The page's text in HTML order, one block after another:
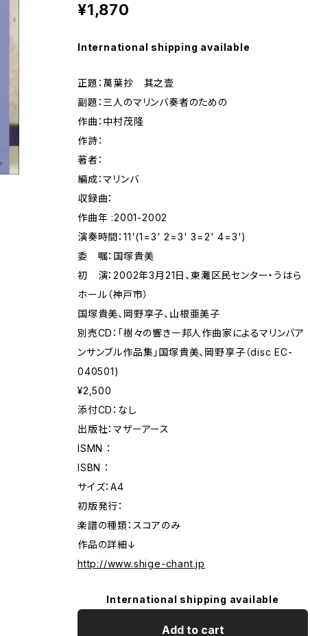
¥1,870
International shipping available
正題：萬葉抄 其之壹
副題：三人のマリンバ奏者のための
作曲：中村茂隆
作詩：
著者：
編成：マリンバ
収録曲：
作曲年 :2001-2002
演奏時間：11'(1=3' 2=3' 3=2' 4=3')
委 嘱：国塚貴美
初 演：2002年3月21日、東灘区民センター・うはら
ホール（神戸市）
国塚貴美、岡野享子、山根亜美子
別売CD：「樹々の響きー邦人作曲家によるマリンバア
ンサンブル作品集」国塚貴美、岡野享子（disc EC-
040501)
¥2,500
添付CD：なし
出版社：マザーアース
ISMN ：
ISBN ：
サイズ：A4
初版発行：
楽譜の種類：スコアのみ
作品の詳細↓
http://www.shige-chant.jp
International shipping available
Add to cart